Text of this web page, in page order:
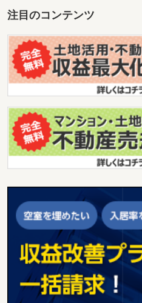
注目のコンテンツ